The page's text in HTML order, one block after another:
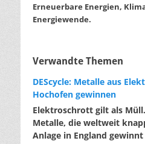
Erneuerbare Energien,
Energiewende.
Verwandte Themen
DEScycle: Metalle aus
Hochofen gewinnen
Elektroschrott gilt als
Metalle, die weltweit
Anlage in England